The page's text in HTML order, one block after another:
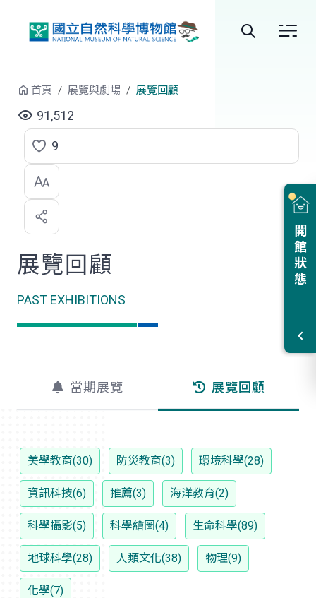
尋
開館狀態
首頁 展覽與劇場 展覽回顧
91,512
點
選
喜
歡
9
展覽回顧
PAST EXHIBITIONS
當期展覽 展覽回顧
美學教育(30) 防災教育(3) 環境科學(28)
資訊科技(6) 推薦(3) 海洋教育(2)
科學攝影(5) 科學繪圖(4) 生命科學(89)
地球科學(28) 人類文化(38) 物理(9)
化學(7)